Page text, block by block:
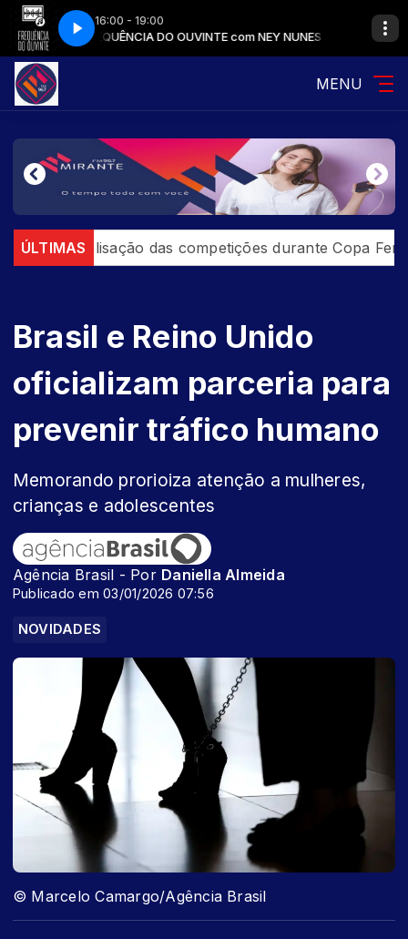
16:00 - 19:00
NUNES FREQUÊNCIA DO OUVINTE com NEY NUNES
MENU
ÚLTIMASdas competições durante Copa Feminina em
Brasil e Reino Unido
oficializam parceria para
prevenir tráfico humano
Memorando prorioiza atenção a mulheres,
crianças e adolescentes
Agência Brasil - Por Daniella Almeida
Publicado em 03/01/2026 07:56
NOVIDADES
© Marcelo Camargo/Agência Brasil